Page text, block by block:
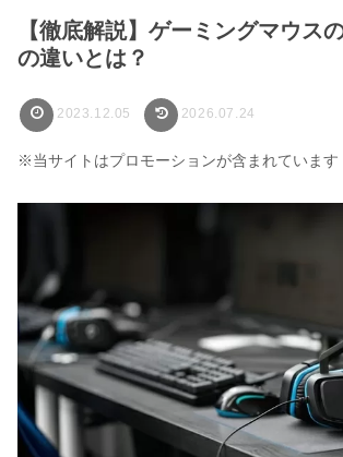
【徹底解説】ゲーミングマウス
の違いとは？
2023.12.05 2026.07.24
※当サイトはプロモーションが含まれています